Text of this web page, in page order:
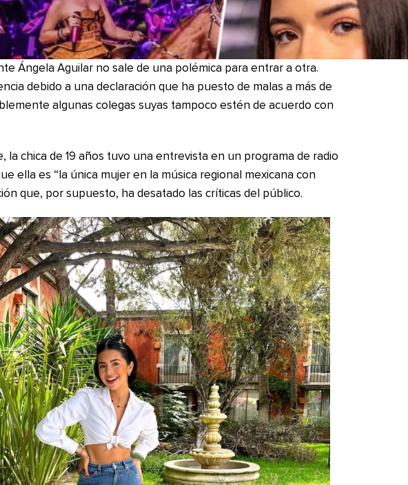
Ángela Aguilar no sale de una polémica para entrar a otra.
debido a una declaración que ha puesto de malas a más de
algunas colegas suyas tampoco estén de acuerdo con
la chica de 19 años tuvo una entrevista en un programa de radio
ella es “la única mujer en la música regional mexicana con
que, por supuesto, ha desatado las críticas del público.